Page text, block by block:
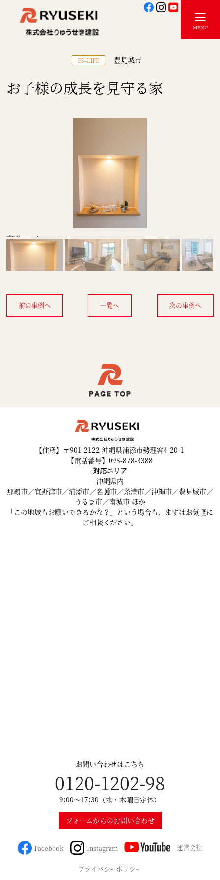
ES=LIFE 豊見城市
お子様の成長を見守る家
玄関ニッチ
前の事例へ 一覧へ 次の事例へ
【住所】〒901-2122 沖縄県浦添市勢理客4-20-1
【電話番号】098-878-3388
対応エリア
沖縄県内
那覇市／宜野湾市／浦添市／名護市／糸満市／沖縄市／豊見城市／
うるま市／南城市 ほか
「この地域もお願いできるかな？」という場合も、まずはお気軽に
ご相談ください。
お問い合わせはこちら
0120-1202-98
9:00～17:30（水・木曜日定休）
フォームからのお問い合わせ
Facebook Instagram 運営会社
プライバシーポリシー